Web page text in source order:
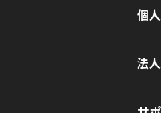
個
法